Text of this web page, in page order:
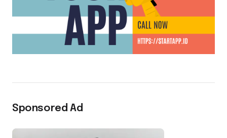
Sponsored Ad